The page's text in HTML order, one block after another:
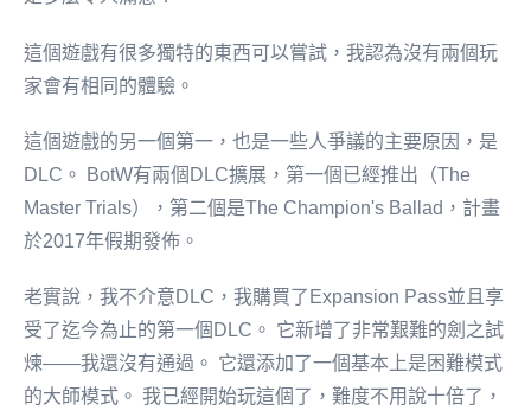
這個遊戲有很多獨特的東西可以嘗試，我認為沒有兩個玩
家會有相同的體驗。
這個遊戲的另一個第一，也是一些人爭議的主要原因，是
DLC。 BotW有兩個DLC擴展，第一個已經推出（The
Master Trials），第二個是The Champion's Ballad，計畫
於2017年假期發佈。
老實說，我不介意DLC，我購買了Expansion Pass並且享
受了迄今為止的第一個DLC。 它新增了非常艱難的劍之試
煉——我還沒有通過。 它還添加了一個基本上是困難模式
的大師模式。 我已經開始玩這個了，難度不用說十倍了，